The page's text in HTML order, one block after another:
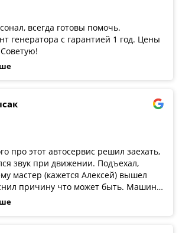
всегда готовы помочь.
генератора с гарантией 1 год. Цены
про этот автосервис решил заехать,
звук при движении. Подъехал,
мастер (кажется Алексей) вышел
причину что может быть. Машину
приеду еще.